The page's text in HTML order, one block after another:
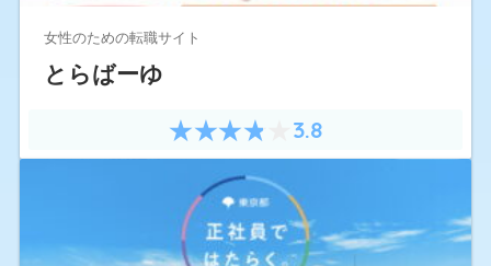
女性のための転職サイト
とらばーゆ
3.8